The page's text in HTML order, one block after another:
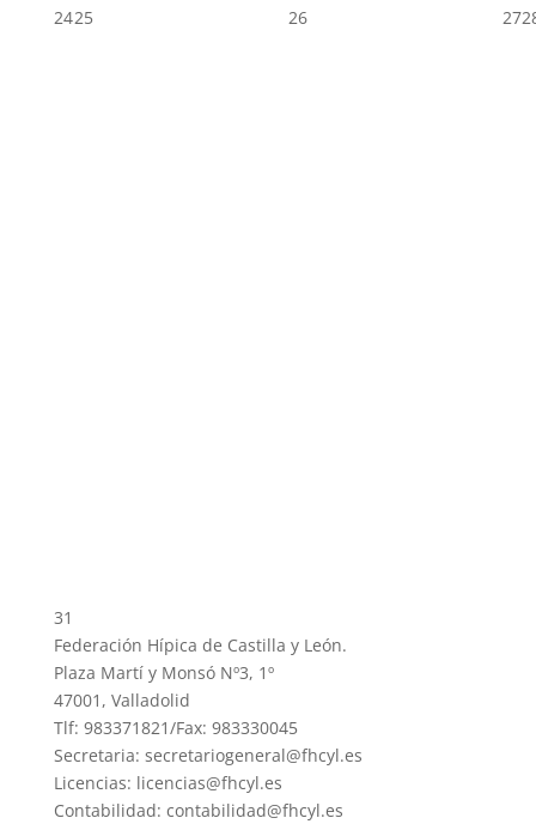
2425 26 27
31
Federación Hípica de Castilla y León.
Plaza Martí y Monsó Nº3, 1º
47001, Valladolid
Tlf: 983371821/Fax: 983330045
Secretaria: secretariogeneral@fhcyl.es
Licencias: licencias@fhcyl.es
Contabilidad: contabilidad@fhcyl.es